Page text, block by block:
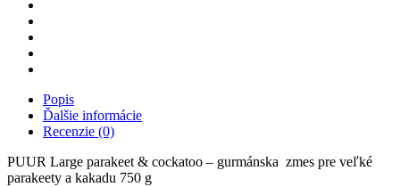
Popis
Ďalšie informácie
Recenzie (0)
PUUR Large parakeet & cockatoo – gurmánska zmes pre veľké
parakeety a kakadu 750 g